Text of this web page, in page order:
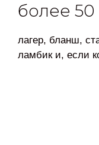
более 50
лагер, бланш,
ламбик и, если